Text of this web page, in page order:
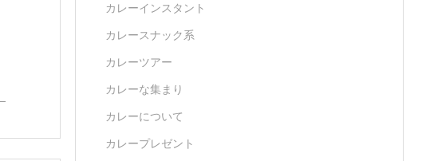
カレーインスタント
カレースナック系
カレーツアー
カレーな集まり
カレーについて
カレープレゼント